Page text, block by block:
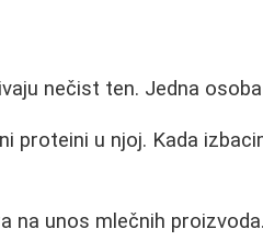
nečist ten. Jedna
proteini u njoj. Kada
na unos mlečnih proizvoda.